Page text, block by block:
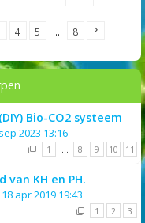
4 5 … 8
Bio-CO2 systeem
2023 13:16
1 … 8 9 10 11
van KH en PH.
18 apr 2019 19:43
1 2 3